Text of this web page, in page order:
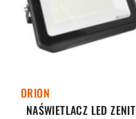
ORION
NAŚWIETLACZ LED ZENIT